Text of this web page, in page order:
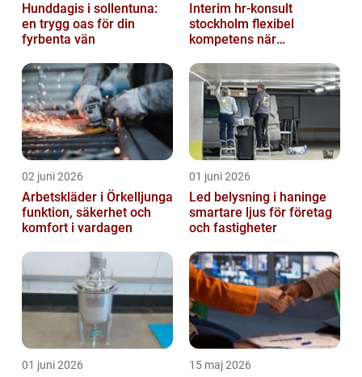
Hunddagis i sollentuna:
en trygg oas för din
fyrbenta vän
Interim hr-konsult
stockholm flexibel
kompetens när
02 juni 2026
Arbetskläder i Örkelljunga
funktion, säkerhet och
komfort i vardagen
01 juni 2026
Led belysning i haninge
smartare ljus för företag
och fastigheter
01 juni 2026 15 maj 2026